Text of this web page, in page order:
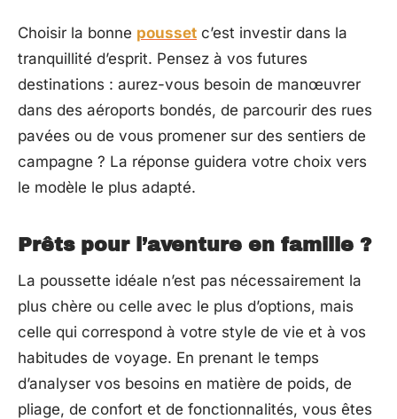
Choisir la bonne pousset c’est investir dans la
tranquillité d’esprit. Pensez à vos futures
destinations : aurez-vous besoin de manœuvrer
dans des aéroports bondés, de parcourir des rues
pavées ou de vous promener sur des sentiers de
campagne ? La réponse guidera votre choix vers
le modèle le plus adapté.
Prêts pour l’aventure en famille ?
La poussette idéale n’est pas nécessairement la
plus chère ou celle avec le plus d’options, mais
celle qui correspond à votre style de vie et à vos
habitudes de voyage. En prenant le temps
d’analyser vos besoins en matière de poids, de
pliage, de confort et de fonctionnalités, vous êtes